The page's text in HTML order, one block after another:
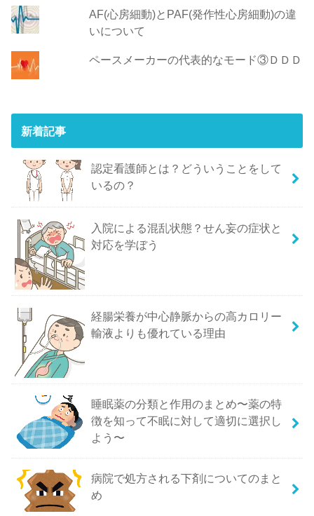
AF(心房細動)とPAF(発作性心房細動)の違
いについて
ペースメーカーの代表的なモード③ＤＤＤ
新着記事
認定看護師とは？どういうことをして
いるの？
入院による混乱状態？せん妄の症状と
対応を学ぼう
経腸栄養が中心静脈からの高カロリー
輸液よりも優れている理由
睡眠薬の分類と作用のまとめ〜薬の特
徴を知って不眠に対して適切に選択し
よう〜
病院で処方される下剤についてのまと
め